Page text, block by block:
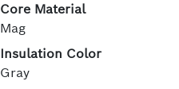
Core Material
Mag
Insulation Color
Gray